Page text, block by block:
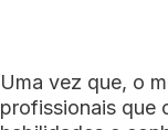
Uma vez que, o
profissionais que